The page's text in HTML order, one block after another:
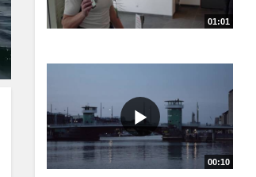
01:01
00:10